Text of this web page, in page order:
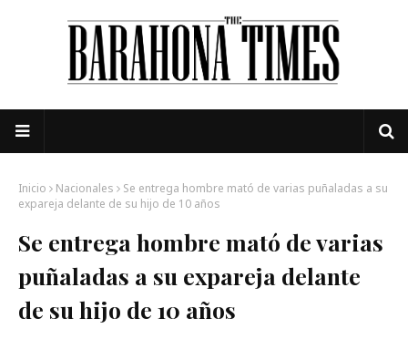
Inicio Nacionales
Se entrega hombre mató de varias puñaladas a su
expareja delante de su hijo de 10 años
Se entrega hombre mató de varias
puñaladas a su expareja delante
de su hijo de 10 años